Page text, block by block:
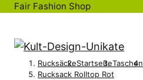
Fair Fashion Shop
RucksäckeStartseiteTaschen
Rucksack Rolltop Rot